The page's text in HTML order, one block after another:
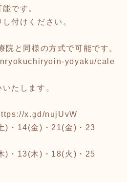
です。
付けください。
院と同様の方式で可能です。
yoyaku/cale
たします。
x.gd/nujUvW
)・14(金)・21(金)・23
)・13(木)・18(火)・25